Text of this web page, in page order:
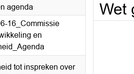
agenda
16_Commissie
en
tot inspreken over
Wet